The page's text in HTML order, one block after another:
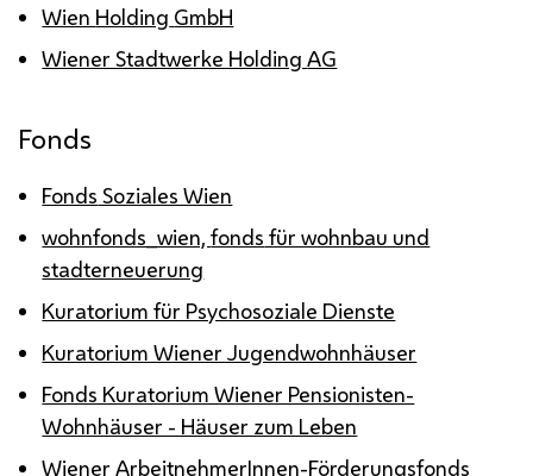
Wien Holding GmbH
Wiener Stadtwerke HoldingAG
Fonds
Fonds Soziales Wien
wohnfonds_wien,fonds für wohnbau und
stadterneuerung
Kuratorium für Psychosoziale Dienste
Kuratorium Wiener Jugendwohnhäuser
Fonds Kuratorium Wiener Pensionisten-
Wohnhäuser - Häuser zum Leben
Wiener ArbeitnehmerInnen-Förderungsfonds